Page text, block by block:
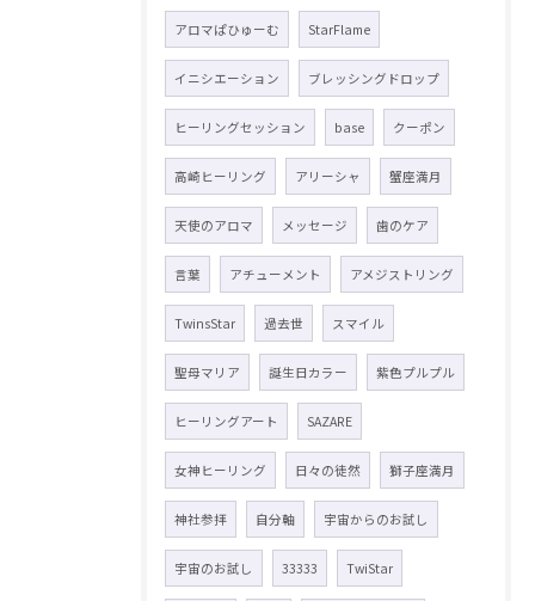
アロマぱひゅーむ StarFlame
イニシエーション ブレッシングドロップ
ヒーリングセッション base クーポン
高崎ヒーリング アリーシャ 蟹座満月
天使のアロマ メッセージ 歯のケア
言葉 アチューメント アメジストリング
TwinsStar 過去世 スマイル
聖母マリア 誕生日カラー 紫色プルプル
ヒーリングアート SAZARE
女神ヒーリング 日々の徒然 獅子座満月
神社参拝 自分軸 宇宙からのお試し
宇宙のお試し 33333 TwiStar